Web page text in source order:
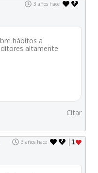
3 años hace
hábitos a
altamente
Citar
1
3 años hace